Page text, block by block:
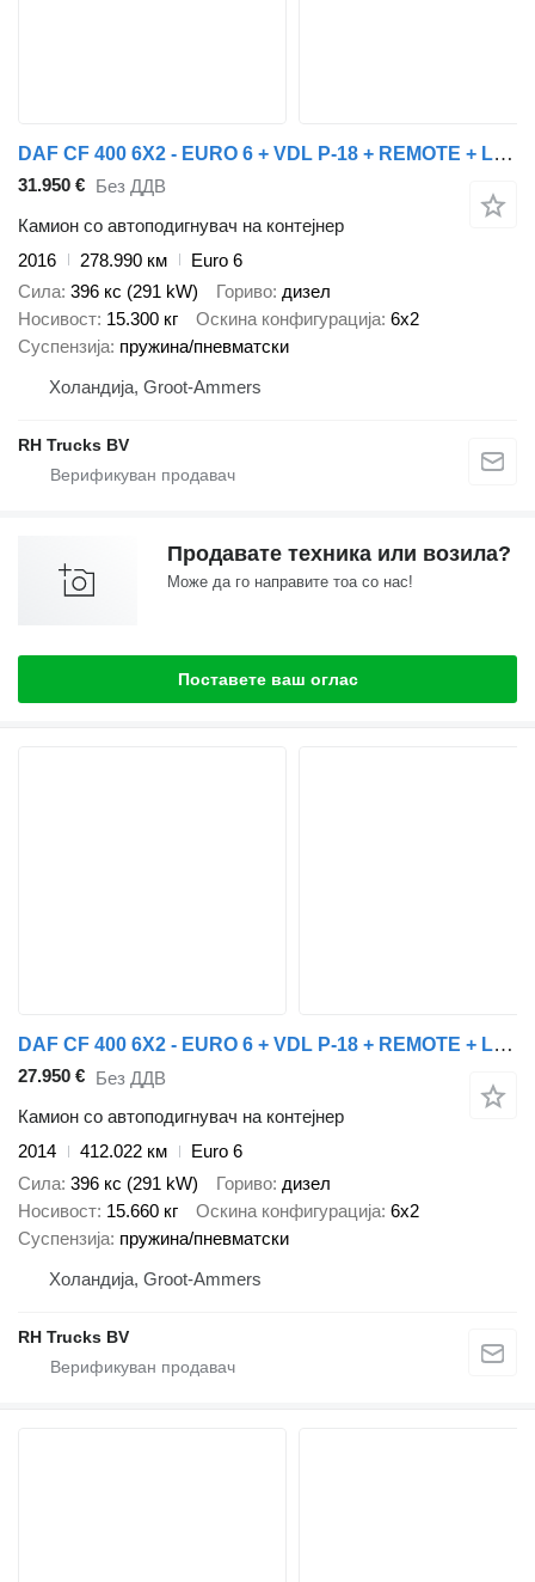
DAF CF 400 6X2 - EURO 6 + VDL P-18 + REMOTE + LIFT AXLE
31.950 € Без ДДВ
Камион со автоподигнувач на контејнер
2016
278.990 км
Euro 6
Сила 396 кс (291 kW) Гориво дизел
Носивост 15.300 кг Оскина конфигурација 6x2
Суспензија пружина/пневматски
Холандија, Groot-Ammers
RH Trucks BV
Продавате техника или возила?
Може да го направите тоа со нас!
Поставете ваш оглас
DAF CF 400 6X2 - EURO 6 + VDL P-18 + REMOTE + LIFT AXLE
27.950 € Без ДДВ
Камион со автоподигнувач на контејнер
2014
412.022 км
Euro 6
Сила 396 кс (291 kW) Гориво дизел
Носивост 15.660 кг Оскина конфигурација 6x2
Суспензија пружина/пневматски
Холандија, Groot-Ammers
RH Trucks BV